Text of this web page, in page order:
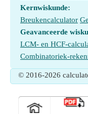
Kernwiskunde:
Breukencalculator
Geavanceerde
LCM- en HCF-
Combinatoriek-
© 2016-2026